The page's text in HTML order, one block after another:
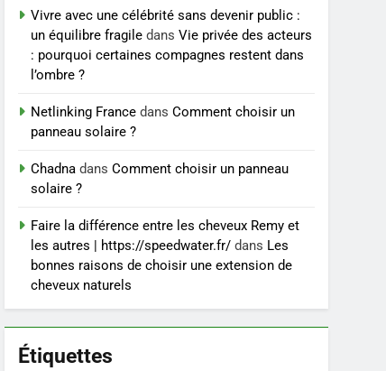
Vivre avec une célébrité sans devenir public :
un équilibre fragile dansVie privée des acteurs
: pourquoi certaines compagnes restent dans
l’ombre ?
Netlinking France dansComment choisir un
panneau solaire ?
Chadna dansComment choisir un panneau
solaire ?
Faire la différence entre les cheveux Remy et
les autres | https://speedwater.fr/ dans Les
bonnes raisons de choisir une extension de
cheveux naturels
Étiquettes